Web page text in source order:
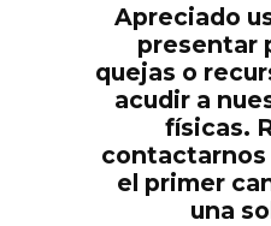
Apreciado
presentar
quejas o
acudir a
físicas.
contactarnos
el primer
una